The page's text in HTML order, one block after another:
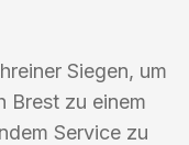
Siegen, um
Brest zu einem
Service zu